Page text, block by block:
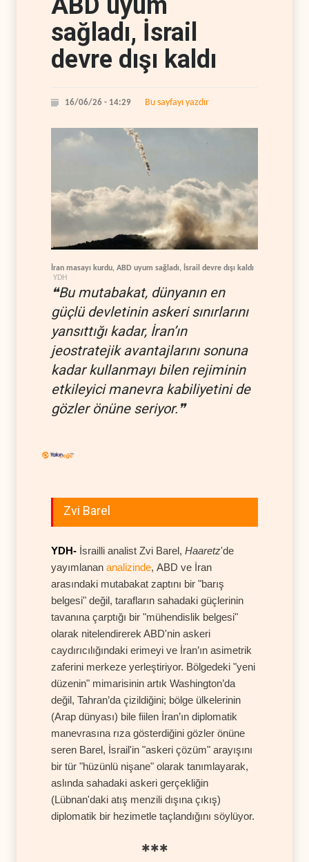
sağladı, İsrail
devre dışı kaldı
16/06/26 - 14:29 Bu sayfayı yazdır
İran masayı kurdu, ABD uyum sağladı, İsrail devre dışı kaldı
YDH
❝Bu mutabakat, dünyanın en
güçlü devletinin askeri sınırlarını
yansıttığı kadar, İran’ın
jeostratejik avantajlarını sonuna
kadar kullanmayı bilen rejiminin
etkileyici manevra kabiliyetini de
gözler önüne seriyor.❞
Zvi Barel
YDH- İsrailli analist Zvi Barel, Haaretz'de
yayımlanan analizinde, ABD ve İran
arasındaki mutabakat zaptını bir "barış
belgesi" değil, tarafların sahadaki güçlerinin
tavanına çarptığı bir "mühendislik belgesi"
olarak nitelendirerek ABD'nin askeri
caydırıcılığındaki erimeyi ve İran’ın asimetrik
zaferini merkeze yerleştiriyor. Bölgedeki "yeni
düzenin" mimarisinin artık Washington’da
değil, Tahran’da çizildiğini; bölge ülkelerinin
(Arap dünyası) bile fiilen İran’ın diplomatik
manevrasına rıza gösterdiğini gözler önüne
seren Barel, İsrail'in "askeri çözüm" arayışını
bir tür "hüzünlü nişane" olarak tanımlayarak,
aslında sahadaki askeri gerçekliğin
(Lübnan'daki atış menzili dışına çıkış)
diplomatik bir hezimetle taçlandığını söylüyor.
✱✱✱